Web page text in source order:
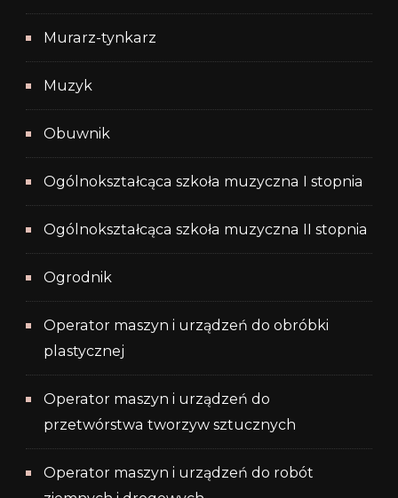
Murarz-tynkarz
Muzyk
Obuwnik
Ogólnokształcąca szkoła muzyczna I stopnia
Ogólnokształcąca szkoła muzyczna II stopnia
Ogrodnik
Operator maszyn i urządzeń do obróbki
plastycznej
Operator maszyn i urządzeń do
przetwórstwa tworzyw sztucznych
Operator maszyn i urządzeń do robót